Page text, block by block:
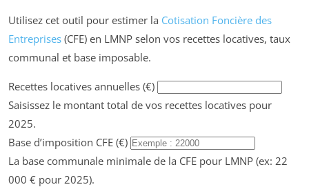
Utilisez cet outil pour estimer la Cotisation Foncière des
Entreprises (CFE) en LMNP selon vos recettes locatives, taux
communal et base imposable.
Recettes locatives annuelles (€)
Saisissez le montant total de vos recettes locatives pour
2025.
Base d’imposition CFE (€)
La base communale minimale de la CFE pour LMNP (ex: 22
000 € pour 2025).